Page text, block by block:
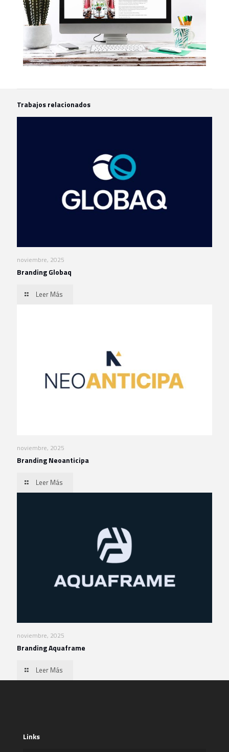
Trabajos relacionados
noviembre, 2025
Branding Globaq
Leer Más
noviembre, 2025
Branding Neoanticipa
Leer Más
noviembre, 2025
Branding Aquaframe
Leer Más
Links